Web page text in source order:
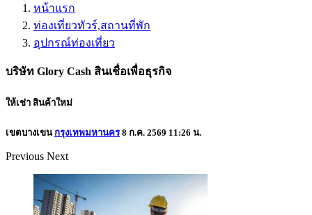
หน้าแรก
ท่องเที่ยวทัวร์,สถานที่พัก
อุปกรณ์ท่องเที่ยว
บริษัท Glory Cash สินเชื่อเพื่อธุรกิจ
ให้เช่า สินค้าใหม่
เขตบางเขนกรุงเทพมหานคร 8 ก.ค. 2569 11:26 น.
Previous Next